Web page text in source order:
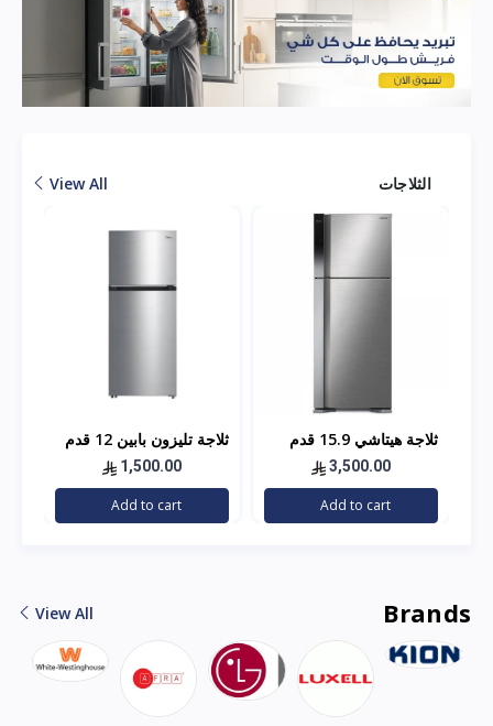
الثلاجات View All
ثلاجة تليزون بابين 12 قدم
مكعب – فضي
1,500.00
Add to cart
ثلاجة هيتاشي 15.9 قدم
3,500.00
Add to cart
Brands
View All